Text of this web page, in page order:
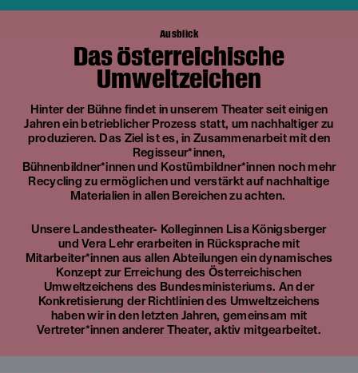
Ausblick
Das Österreichische
Umweltzeichen
Hinter der Bühne findet in unserem Theater seit einigen
Jahren ein betrieblicher Prozess statt, um nachhaltiger zu
produzieren. Das Ziel ist es, in Zusammenarbeit mit den
Regisseur*innen,
Bühnenbildner*innen und Kostümbildner*innen noch mehr
Recycling zu ermöglichen und verstärkt auf nachhaltige
Materialien in allen Bereichen zu achten.
Unsere Landestheater- Kolleginnen Lisa Königsberger
und Vera Lehr erarbeiten in Rücksprache mit
Mitarbeiter*innen aus allen Abteilungen ein dynamisches
Konzept zur Erreichung des Österreichischen
Umweltzeichens des Bundesministeriums. An der
Konkretisierung der Richtlinien des Umweltzeichens
haben wir in den letzten Jahren, gemeinsam mit
Vertreter*innen anderer Theater, aktiv mitgearbeitet.